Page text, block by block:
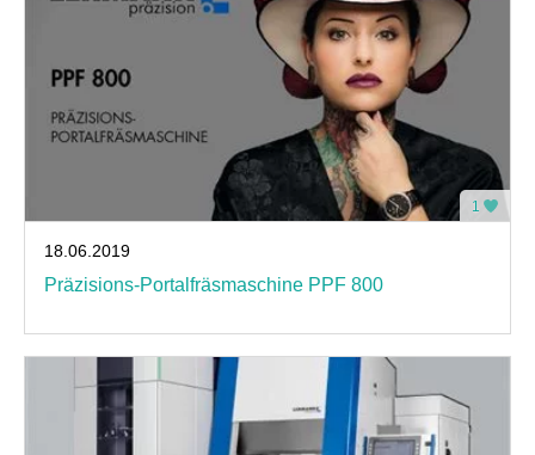
1
18.06.2019
Präzisions-Portalfräsmaschine PPF 800